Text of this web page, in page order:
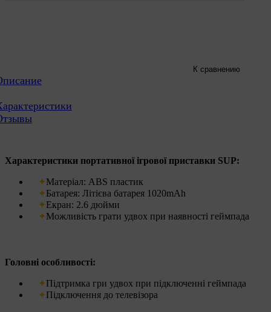
К сравнению
Характеристики портативної ігрової приставки SUP:
Матеріал: ABS пластик
Батарея: Літієва батарея 1020mAh
Екран: 2.6 дюйми
Можливість грати удвох при наявності геймпада
Головні особливості:
Підтримка гри удвох при підключенні геймпада
Підключення до телевізора